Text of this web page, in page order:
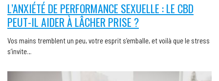
L’ANXIÉTÉ DE PERFORMANCE SEXUELLE : LE CBD
PEUT-IL AIDER À LÂCHER PRISE ?
Vos mains tremblent un peu, votre esprit s’emballe, et voilà que le stress
s’invite…